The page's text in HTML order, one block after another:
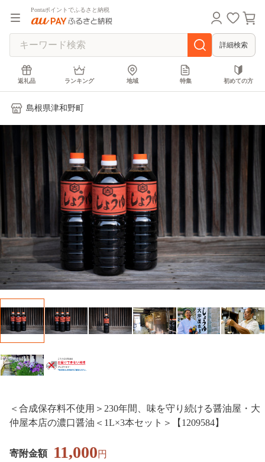
Pontaポイントでふるさと納税
詳細検索
返礼品 ランキング 地域 特集 初めての方
島根県津和野町
＜合成保存料不使用＞230年間、味を守り続ける醤油屋・大
仲屋本店の濃口醤油＜1L×3本セット＞【1209584】
寄附金額 11,000円